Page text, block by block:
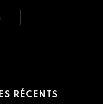
RÉCENTS